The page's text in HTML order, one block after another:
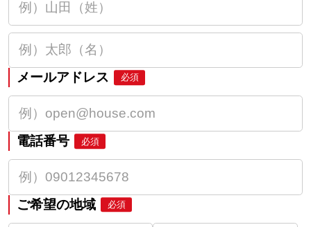
メールアドレス 必須
電話番号 必須
ご希望の地域 必須